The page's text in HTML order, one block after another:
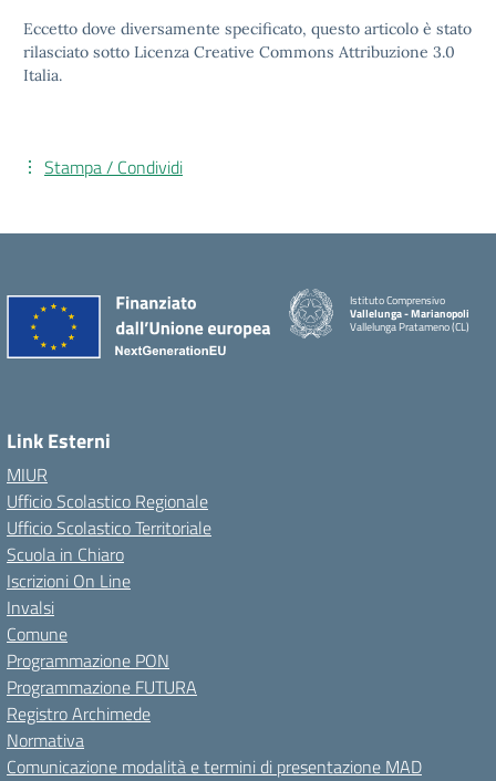
Eccetto dove diversamente specificato, questo articolo è stato
rilasciato sotto Licenza Creative Commons Attribuzione 3.0
Italia.
Stampa / Condividi
Istituto Comprensivo
Vallelunga - Marianopoli
Vallelunga Pratameno (CL)
Link Esterni
MIUR
Ufficio Scolastico Regionale
Ufficio Scolastico Territoriale
Scuola in Chiaro
Iscrizioni On Line
Invalsi
Comune
Programmazione PON
Programmazione FUTURA
Registro Archimede
Normativa
Comunicazione modalità e termini di presentazione MAD